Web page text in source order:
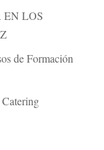
LOS
de Formación